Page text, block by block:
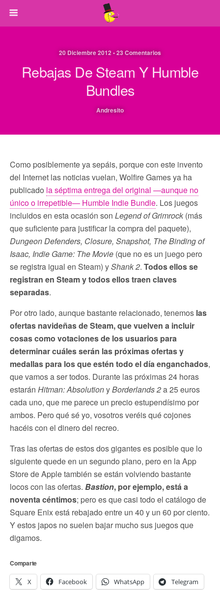
20 Diciembre 2012 • 23 Comentarios
Rebajas De Steam Y Humble
Bundles
Andresito
Como posiblemente ya sepáis, porque con este invento
del Internet las noticias vuelan, Wolfire Games ya ha
publicado la séptima entrega del original —aunque no
único o irrepetible— Humble Indie Bundle. Los juegos
incluidos en esta ocasión son Legend of Grimrock (más
que suficiente para justificar la compra del paquete),
Dungeon Defenders, Closure, Snapshot, The Binding of
Isaac, Indie Game: The Movie (que no es un juego pero
se registra igual en Steam) yShank 2. Todos ellos se
registran en Steam y todos ellos traen claves
separadas.
Por otro lado, aunque bastante relacionado, tenemos las
ofertas navideñas de Steam, que vuelven a incluir
cosas como votaciones de los usuarios para
determinar cuáles serán las próximas ofertas y
medallas para los que estén todo el día enganchados,
que vamos a ser todos. Durante las próximas 24 horas
estarán Hitman: AbsolutionyBorderlands 2a 25 euros
cada uno, que me parece un precio estupendísimo por
ambos. Pero qué sé yo, vosotros veréis qué cojones
hacéis con el dinero del recreo.
Tras las ofertas de estos dos gigantes es posible que lo
siguiente quede en un segundo plano, pero en la App
Store de Apple también se están volviendo bastante
locos con las ofertas. Bastion, por ejemplo, está a
noventa céntimos; pero es que casi todo el catálogo de
Square Enix está rebajado entre un 40 y un 60 por ciento.
Y estos japos no suelen bajar mucho sus juegos que
digamos.
Comparte
X Facebook WhatsApp Telegram